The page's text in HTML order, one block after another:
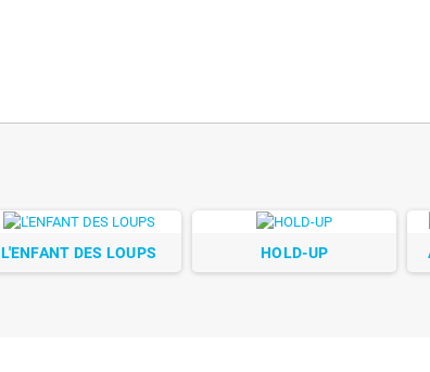
L'ENFANT DES LOUPS HOLD-UP